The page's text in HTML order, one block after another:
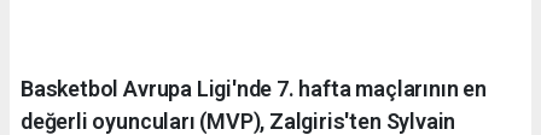
Basketbol Avrupa Ligi'nde 7. hafta maçlarının en
değerli oyuncuları (MVP), Zalgiris'ten Sylvain